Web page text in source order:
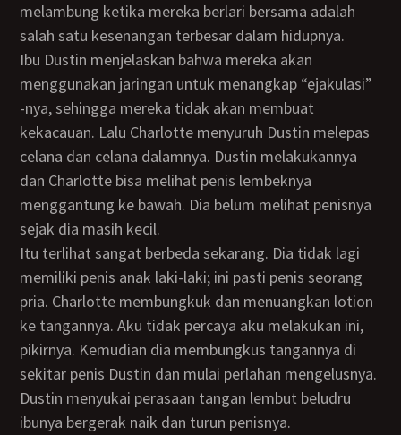
melambung ketika mereka berlari bersama adalah
salah satu kesenangan terbesar dalam hidupnya.
Ibu Dustin menjelaskan bahwa mereka akan
menggunakan jaringan untuk menangkap “ejakulasi”
-nya, sehingga mereka tidak akan membuat
kekacauan. Lalu Charlotte menyuruh Dustin melepas
celana dan celana dalamnya. Dustin melakukannya
dan Charlotte bisa melihat penis lembeknya
menggantung ke bawah. Dia belum melihat penisnya
sejak dia masih kecil.
Itu terlihat sangat berbeda sekarang. Dia tidak lagi
memiliki penis anak laki-laki; ini pasti penis seorang
pria. Charlotte membungkuk dan menuangkan lotion
ke tangannya. Aku tidak percaya aku melakukan ini,
pikirnya. Kemudian dia membungkus tangannya di
sekitar penis Dustin dan mulai perlahan mengelusnya.
Dustin menyukai perasaan tangan lembut beludru
ibunya bergerak naik dan turun penisnya.